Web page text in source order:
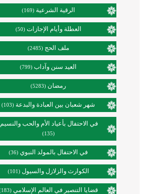
الرقية الشرعية (169)
العطلة وأيام الإجازات (50)
ملف الحج (2485)
العيد سنن وآداب (799)
رمضان (5283)
شهر شعبان بين العبادة والبدعة (103)
في الاحتفال بأعياد الأم والحب والنسيم
(135)
في الاحتفال بالمولد النبوي (36)
الكوارث والزلازل والسيول (101)
قضايا التنصير في العالم الإسلامي (183)